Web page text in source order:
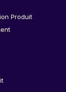
Produit